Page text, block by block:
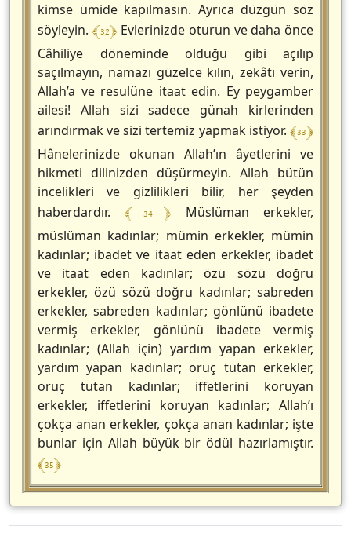
kimse ümide kapılmasın. Ayrıca düzgün söz
söyleyin. ﴾ 32 ﴿ Evlerinizde oturun ve daha önce
Câhiliye döneminde olduğu gibi açılıp
saçılmayın, namazı güzelce kılın, zekâtı verin,
Allah’a ve resulüne itaat edin. Ey peygamber
ailesi! Allah sizi sadece günah kirlerinden
arındırmak ve sizi tertemiz yapmak istiyor. ﴾ 33 ﴿
Hânelerinizde okunan Allah’ın âyetlerini ve
hikmeti dilinizden düşürmeyin. Allah bütün
incelikleri ve gizlilikleri bilir, her şeyden
haberdardır.﴾ 34 ﴿ Müslüman erkekler,
müslüman kadınlar; mümin erkekler, mümin
kadınlar; ibadet ve itaat eden erkekler, ibadet
ve itaat eden kadınlar; özü sözü doğru
erkekler, özü sözü doğru kadınlar; sabreden
erkekler, sabreden kadınlar; gönlünü ibadete
vermiş erkekler, gönlünü ibadete vermiş
kadınlar; (Allah için) yardım yapan erkekler,
yardım yapan kadınlar; oruç tutan erkekler,
oruç tutan kadınlar; iffetlerini koruyan
erkekler, iffetlerini koruyan kadınlar; Allah’ı
çokça anan erkekler, çokça anan kadınlar; işte
bunlar için Allah büyük bir ödül hazırlamıştır.
﴾ 35 ﴿